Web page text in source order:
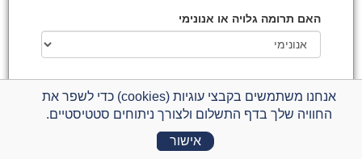
האם תרומה גלויה או אנונימי
התשלום מתבצע באמצעות חברת קארדקום -סליקת אשראי
לעסקים
בתקן האבטחה המחמיר ביותר ובהתאם
אנחנו משתמשים בקבצי עוגיות (cookies) כדי לשפר את
החוויה שלך בדף התשלום ולצורך ניתוחים סטטיסטיים.